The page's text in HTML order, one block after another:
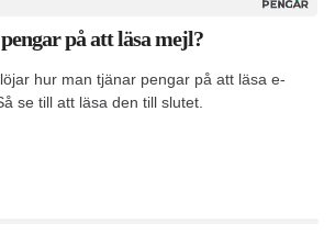
på att läsa mejl?
hur man tjänar pengar på att läsa e-
se till att läsa den till slutet.